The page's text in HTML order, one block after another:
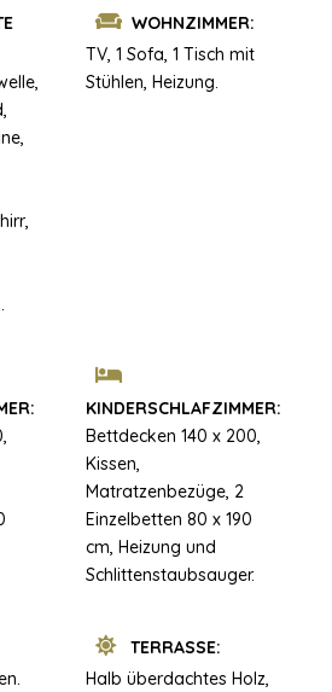
WOHNZIMMER:
TV, 1 Sofa, 1 Tisch mit
Stühlen, Heizung.
KINDERSCHLAFZIMMER:
Bettdecken 140 x 200,
Kissen,
Matratzenbezüge, 2
Einzelbetten 80 x 190
cm, Heizung und
Schlittenstaubsauger.
TERRASSE:
Halb überdachtes Holz,